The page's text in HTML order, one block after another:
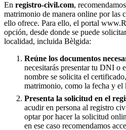
En registro-civil.com,
matrimonio de manera online por las
ello ofrece. Para ello, el portal
opción, desde donde se puede
localidad, incluida Bèlgida:
Reúne los documentos
necesitarás presentar tu DNI o
nombre se solicita el
matrimonio, como la fecha y el
Presenta la solicitud en el
acudir en persona al registro
optar por hacer la solicitud
en ese caso recomendamos